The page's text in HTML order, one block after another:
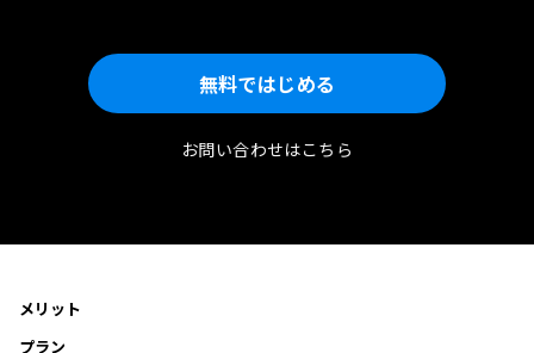
無料ではじめる
お問い合わせはこちら
メリット
プラン